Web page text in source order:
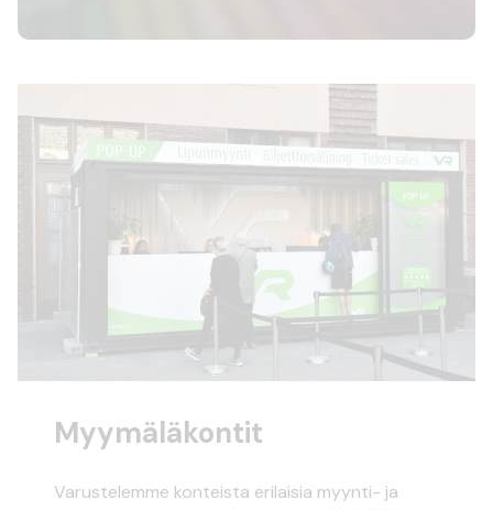
Myymäläkontit
Varustelemme konteista erilaisia myynti- ja